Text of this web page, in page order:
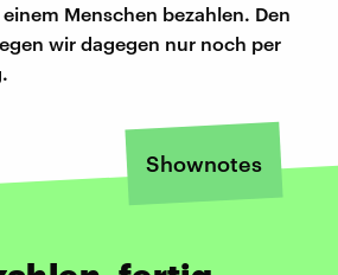
Menschen bezahlen. Den
wir dagegen nur noch per
Shownotes